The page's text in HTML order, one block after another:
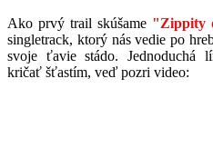
Ako prvý trail skúšame "Zippity
singletrack, ktorý nás vedie po
svoje ťavie stádo. Jednoduchá
kričať šťastím, veď pozri video: